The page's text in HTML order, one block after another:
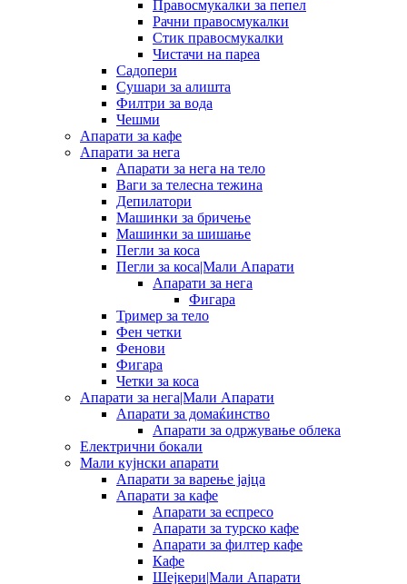
Правосмукалки за пепел
Рачни правосмукалки
Стик правосмукалки
Чистачи на пареа
Садопери
Сушари за алишта
Филтри за вода
Чешми
Апарати за кафе
Апарати за нега
Апарати за нега на тело
Ваги за телесна тежина
Депилатори
Машинки за бричење
Машинки за шишање
Пегли за коса
Пегли за коса|Мали Апарати
Апарати за нега
Фигара
Тример за тело
Фен четки
Фенови
Фигара
Четки за коса
Апарати за нега|Мали Апарати
Апарати за домаќинство
Апарати за одржување облека
Електрични бокали
Мали кујнски апарати
Апарати за варење јајца
Апарати за кафе
Апарати за еспресо
Апарати за турско кафе
Апарати за филтер кафе
Кафе
Шејкери|Мали Апарати